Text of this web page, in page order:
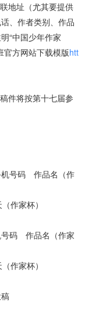
地址（尤其要提供
、作者类别、作品
“中国少年作家
官方网站下载模版htt
件将按第十七届参
号码 作品名（作
作家杯）
码 作品名（作家
作家杯）